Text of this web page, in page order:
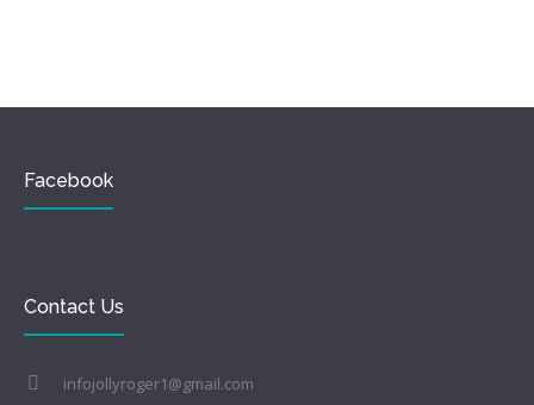
Facebook
Contact Us
infojollyroger1@gmail.com